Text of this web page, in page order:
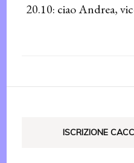
20.10: ciao Andrea,
ISCRIZIONE